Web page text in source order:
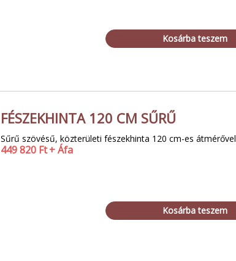
Kosárba teszem
FÉSZEKHINTA 120 CM SŰRŰ
Sűrű szövésű, közterületi fészekhinta 120 cm-es átmérővel
449 820 Ft+ Áfa
Kosárba teszem